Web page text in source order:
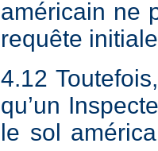
américain ne
requête
4.12
qu’un
le sol